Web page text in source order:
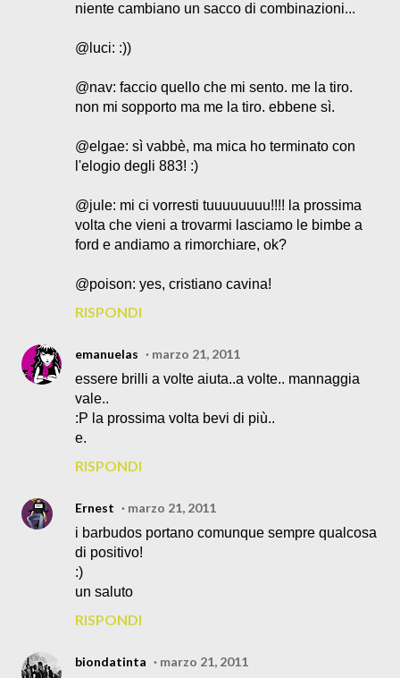
niente cambiano un sacco di combinazioni...
@luci: :))
@nav: faccio quello che mi sento. me la tiro.
non mi sopporto ma me la tiro. ebbene sì.
@elgae: sì vabbè, ma mica ho terminato con
l'elogio degli 883! :)
@jule: mi ci vorresti tuuuuuuuu!!!! la prossima
volta che vieni a trovarmi lasciamo le bimbe a
ford e andiamo a rimorchiare, ok?
@poison: yes, cristiano cavina!
RISPONDI
emanuelas
marzo 21, 2011
essere brilli a volte aiuta..a volte.. mannaggia
vale..
:P la prossima volta bevi di più..
e.
RISPONDI
Ernest
marzo 21, 2011
i barbudos portano comunque sempre qualcosa
di positivo!
:)
un saluto
RISPONDI
biondatinta
marzo 21, 2011